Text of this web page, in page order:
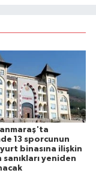
13 sporcunun
binasına ilişkin
sanıkları yeniden